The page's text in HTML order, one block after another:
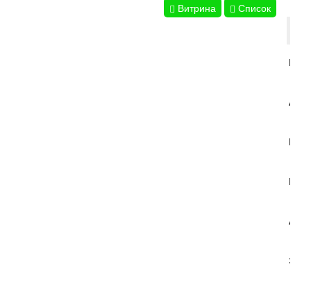
Витрина
Список